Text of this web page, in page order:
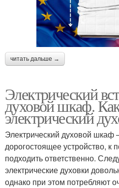
читать дальше →
Электрический
духовой шкаф.
электрический
Электрический духовой шкаф
дорогостоящее устройство, к
подходить ответственно.
электрические духовки
однако при этом потребляют